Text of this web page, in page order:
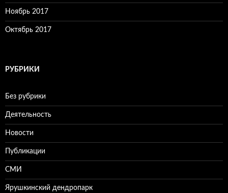
Ноябрь 2017
Октябрь 2017
РУБРИКИ
Без рубрики
Деятельность
Новости
Публикации
СМИ
Ярушкинский дендропарк